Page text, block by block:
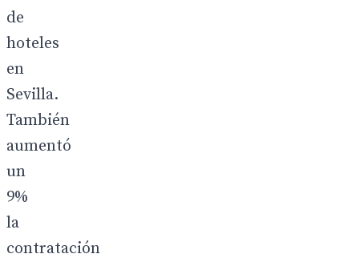
de
hoteles
en
Sevilla.
También
aumentó
un
9%
la
contratación